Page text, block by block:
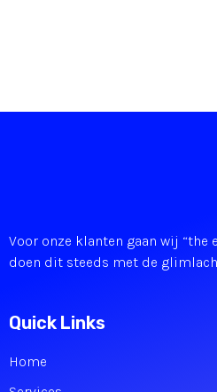
Voor onze klanten gaan wij “the
doen dit steeds met de
Quick Links
Home